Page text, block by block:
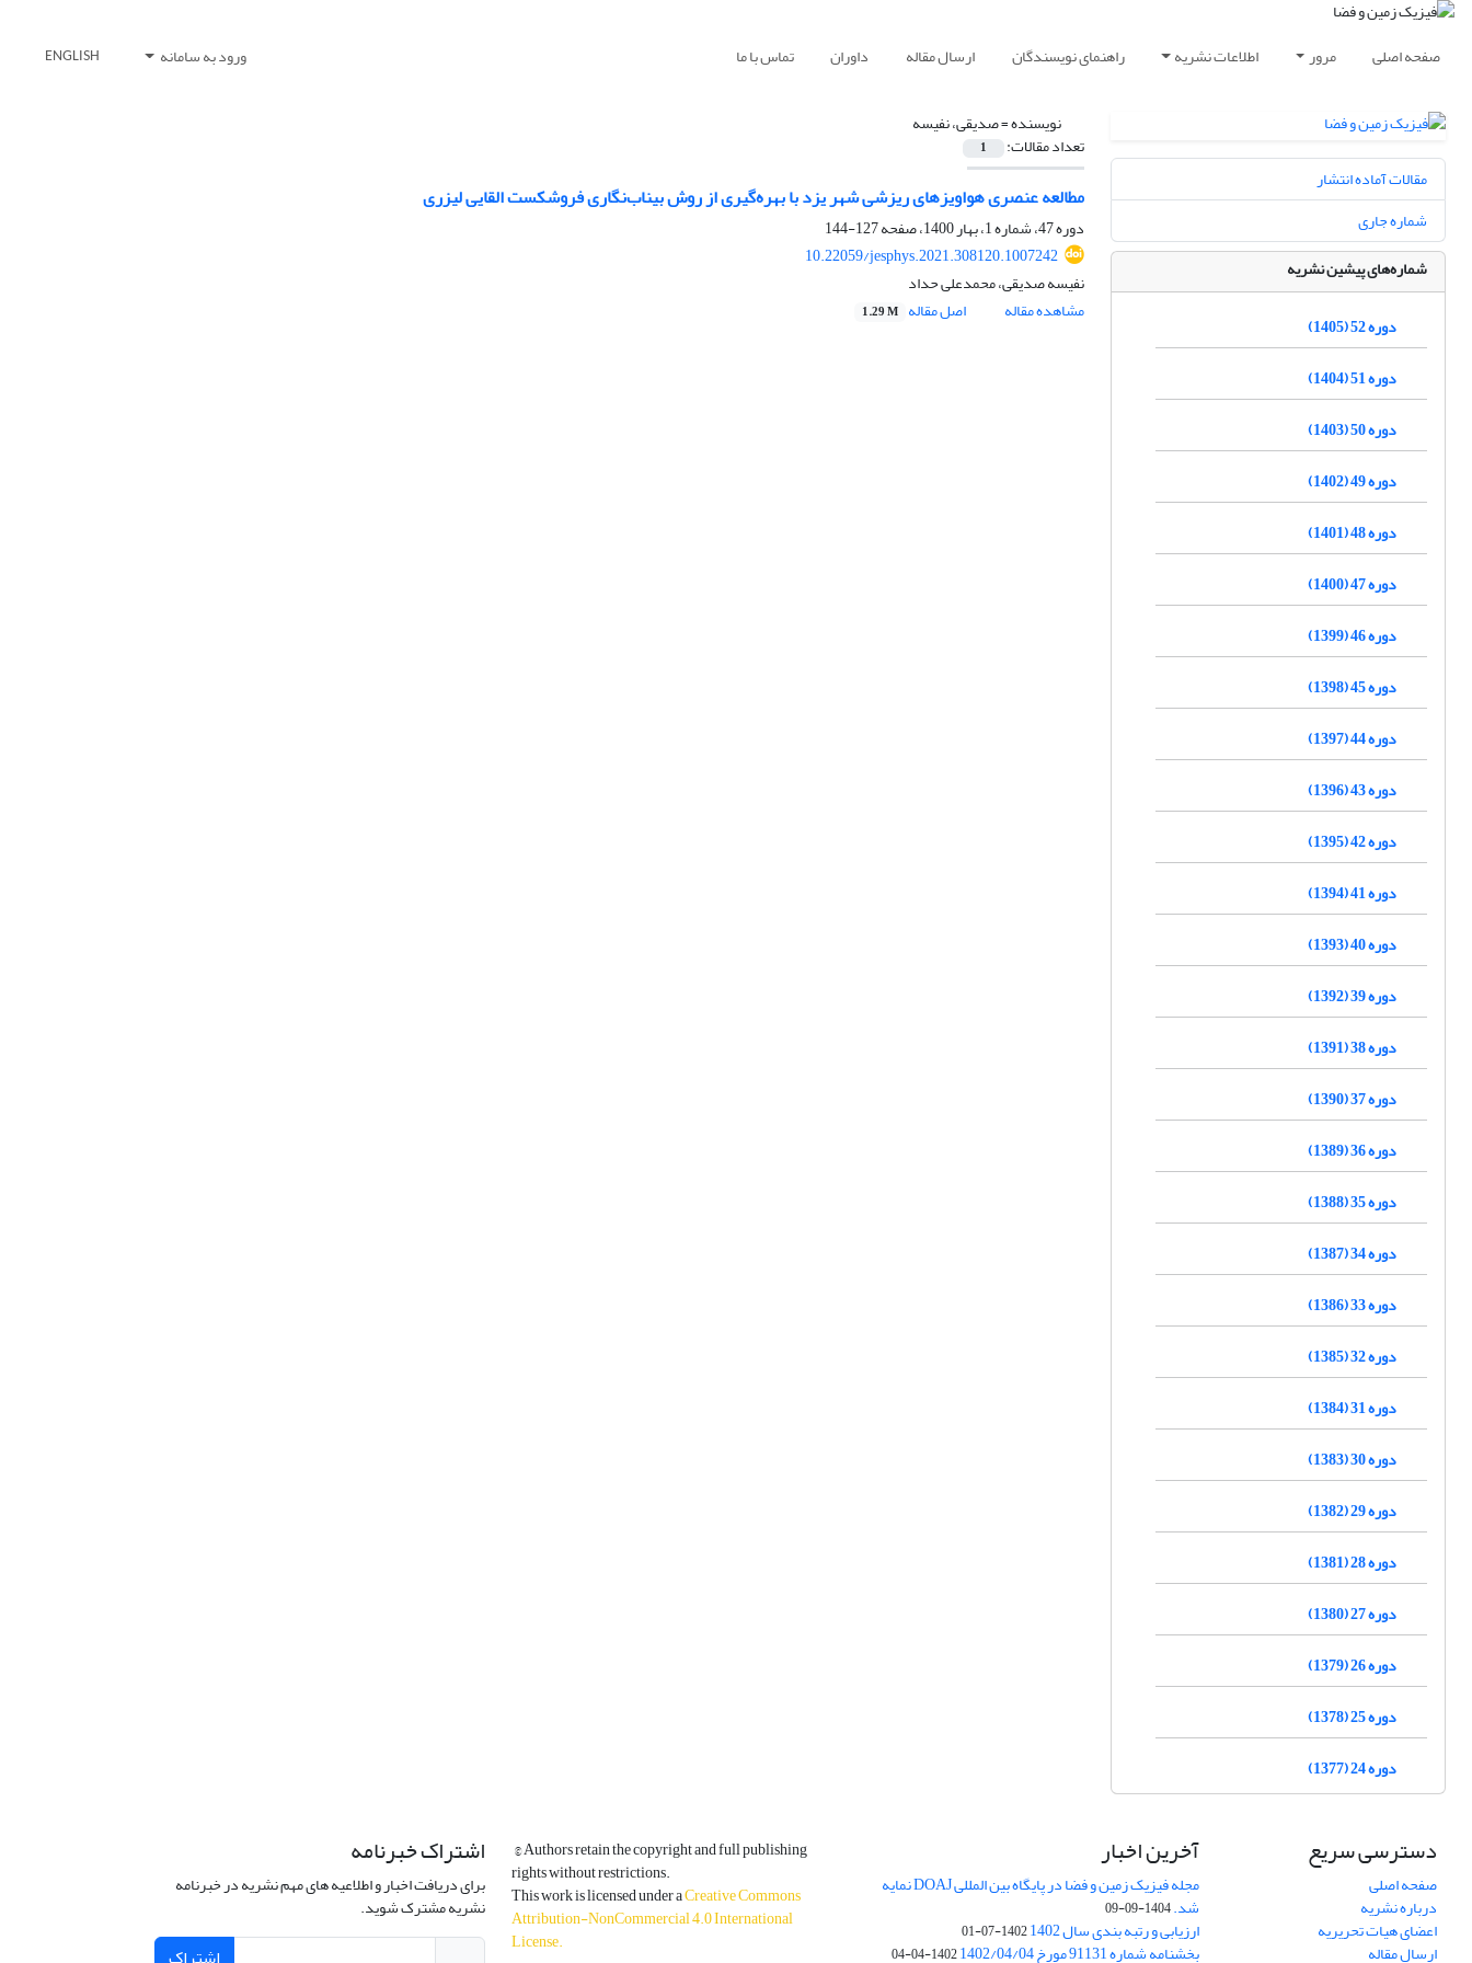
صفحه اصلی مرور اطلاعات نشریه راهنمای نویسندگان ارسال مقاله داوران تماس با ما ورود به سامانه ENGLISH
نویسنده =صدیقی، نفیسه
تعداد مقالات: 1
مطالعه عنصری هواویز‌های ریزشی شهر یزد با بهره‌گیری از روش بیناب‌نگاری فروشکست القایی لیزری
دوره 47، شماره 1، بهار 1400، صفحه
127-144
10.22059/jesphys.2021.308120.1007242
نفیسه صدیقی، محمدعلی حداد
مشاهده مقاله
اصل مقاله 1.29 M
مقالات آماده انتشار
شماره جاری
شماره‌های پیشین نشریه
دوره 52 (1405)
دوره 51 (1404)
دوره 50 (1403)
دوره 49 (1402)
دوره 48 (1401)
دوره 47 (1400)
دوره 46 (1399)
دوره 45 (1398)
دوره 44 (1397)
دوره 43 (1396)
دوره 42 (1395)
دوره 41 (1394)
دوره 40 (1393)
دوره 39 (1392)
دوره 38 (1391)
دوره 37 (1390)
دوره 36 (1389)
دوره 35 (1388)
دوره 34 (1387)
دوره 33 (1386)
دوره 32 (1385)
دوره 31 (1384)
دوره 30 (1383)
دوره 29 (1382)
دوره 28 (1381)
دوره 27 (1380)
دوره 26 (1379)
دوره 25 (1378)
دوره 24 (1377)
دسترسی سریع
صفحه اصلی
درباره نشریه
اعضای هیات تحریریه
ارسال مقاله
آخرین اخبار
مجله فیزیک زمین و فضا در پایگاه بین المللی DOAJ نمایه
شد.1404-09-09
ارزیابی و رتبه بندی سال 1402 1402-07-01
بخشنامه شماره 91131 مورخ 1402/04/04 1402-04-04
© Authors retain the copyright and full publishing
rights without restrictions.
This work is licensed under aCreative Commons
Attribution-NonCommercial 4.0 International
License.
اشتراک خبرنامه
برای دریافت اخبار و اطلاعیه های مهم نشریه در خبرنامه
نشریه مشترک شوید.